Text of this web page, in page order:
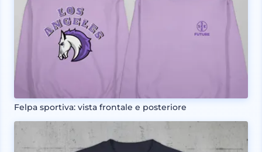
Felpa sportiva: vista frontale e posteriore